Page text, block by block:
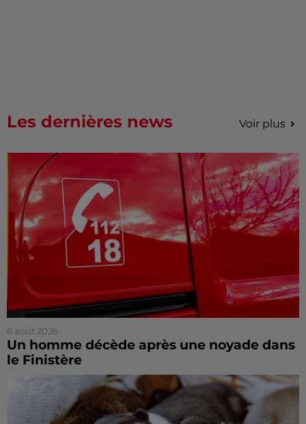
Les dernières news Voir plus
6 août 2026
Un homme décède après une noyade dans
le Finistère